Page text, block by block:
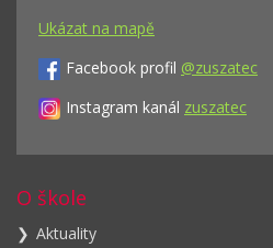
Ukázat na mapě
Facebook profil @zuszatec
Instagram kanál zuszatec
O škole
Aktuality